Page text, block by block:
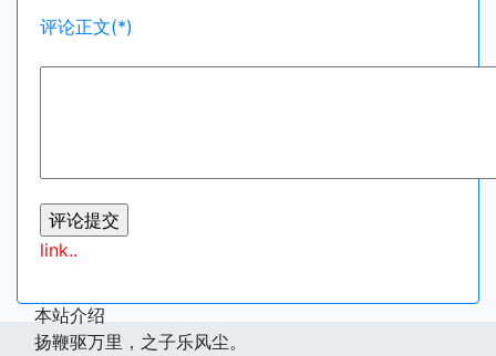
评论正文(*)
link..
本站介绍
扬鞭驱万里，之子乐风尘。